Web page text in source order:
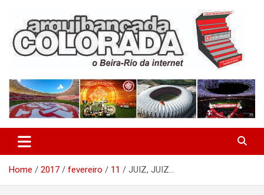
content
Arquibancada Colorada
Home 2017 fevereiro 11 JUIZ, JUIZ…